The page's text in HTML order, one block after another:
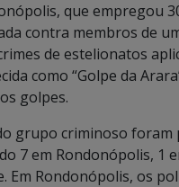
que empregou
contra membros de
de estelionatos
como “Golpe da
golpes.
grupo criminoso foram
7 em Rondonópolis, 1
Em Rondonópolis, os